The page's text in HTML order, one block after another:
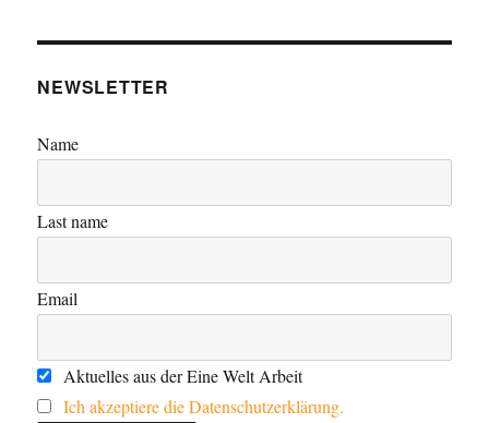
NEWSLETTER
Name
Last name
Email
Aktuelles aus der Eine Welt Arbeit
Ich akzeptiere die Datenschutzerklärung.